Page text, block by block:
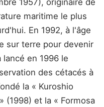
maritime le plus
En 1992, à l'âge
sur terre pour devenir
en 1996 le
des cétacés à
la « Kuroshio
(1998) et la « Formosa